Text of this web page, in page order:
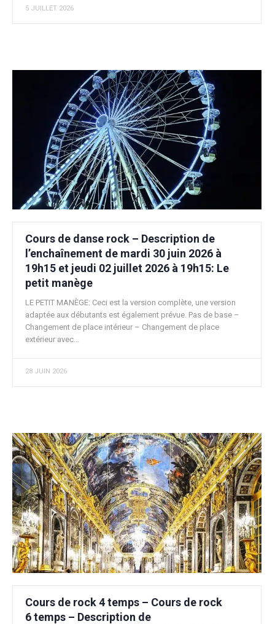
5 JUILLET 2026
Cours de danse rock – Description de
l’enchaînement de mardi 30 juin 2026 à
19h15 et jeudi 02 juillet 2026 à 19h15: Le
petit manège
LE PETIT MANÈGE: Ceci est la version complète, une version
adaptée aux débutants est également prévue. Pas de base –
Changement de place intérieur – Changement de place
extérieur avec...
28 JUIN 2026
Cours de rock 4 temps – Cours de rock
6 temps – Description de